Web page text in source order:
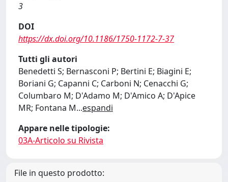
3
DOI
https://dx.doi.org/10.1186/1750-1172-7-37
Tutti gli autori
Benedetti S; Bernasconi P; Bertini E; Biagini E;
Boriani G; Capanni C; Carboni N; Cenacchi G;
Columbaro M; D'Adamo M; D'Amico A; D'Apice
MR; Fontana M...espandi
Appare nelle tipologie:
03A-Articolo su Rivista
File in questo prodotto: